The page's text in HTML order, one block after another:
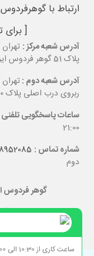
ارتباط با گوهرفردوس
[ برای
آدرس شعبه مرکز :
پلاک 51 گوهر فردوس ایران
آدرس شعبه دوم :
ربروی درب اصلی پلاک 127/10 گوهر فردوس ایران
ساعات پاسخگویی
21:00
شماره تماس :
دوم
گوهر فردوس
ساعت کاری از 10:30 الی 21:00